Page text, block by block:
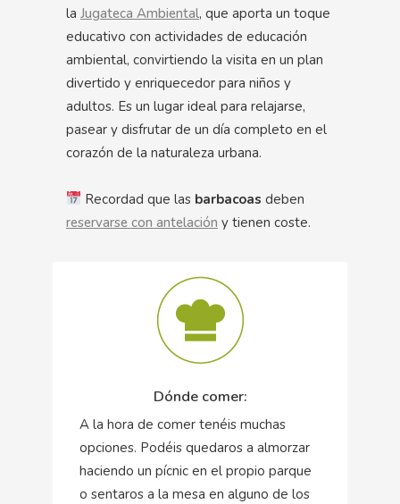
la Jugateca Ambiental, que aporta un toque
educativo con actividades de educación
ambiental, convirtiendo la visita en un plan
divertido y enriquecedor para niños y
adultos. Es un lugar ideal para relajarse,
pasear y disfrutar de un día completo en el
corazón de la naturaleza urbana.
Recordad que las barbacoas deben
reservarse con antelación y tienen coste.
Dónde comer:
A la hora de comer tenéis muchas
opciones. Podéis quedaros a almorzar
haciendo un pícnic en el propio parque
o sentaros a la mesa en alguno de los